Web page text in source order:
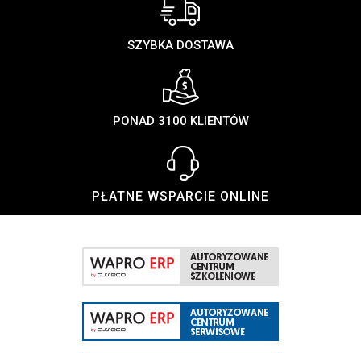
SZYBKA DOSTAWA
PONAD 3100 KLIENTÓW
PŁATNE WSPARCIE ONLINE